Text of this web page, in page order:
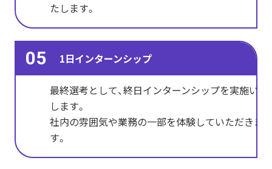
たします。
05 1日インターンシップ
最終選考として、終日インターンシップを実施いた
します。
社内の雰囲気や業務の一部を体験していただきま
す。